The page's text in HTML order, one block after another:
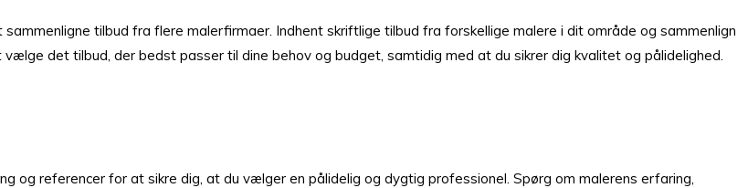
tilbud fra flere malerfirmaer. Indhent skriftlige tilbud fra forskellige malere i dit område og sammenlign
det tilbud, der bedst passer til dine behov og budget, samtidig med at du sikrer dig kvalitet og pålidelighed.
og referencer for at sikre dig, at du vælger en pålidelig og dygtig professionel. Spørg om malerens erfaring,